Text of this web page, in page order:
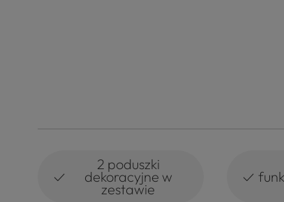
✓
2 poduszki
dekoracyjne w
zestawie
✓